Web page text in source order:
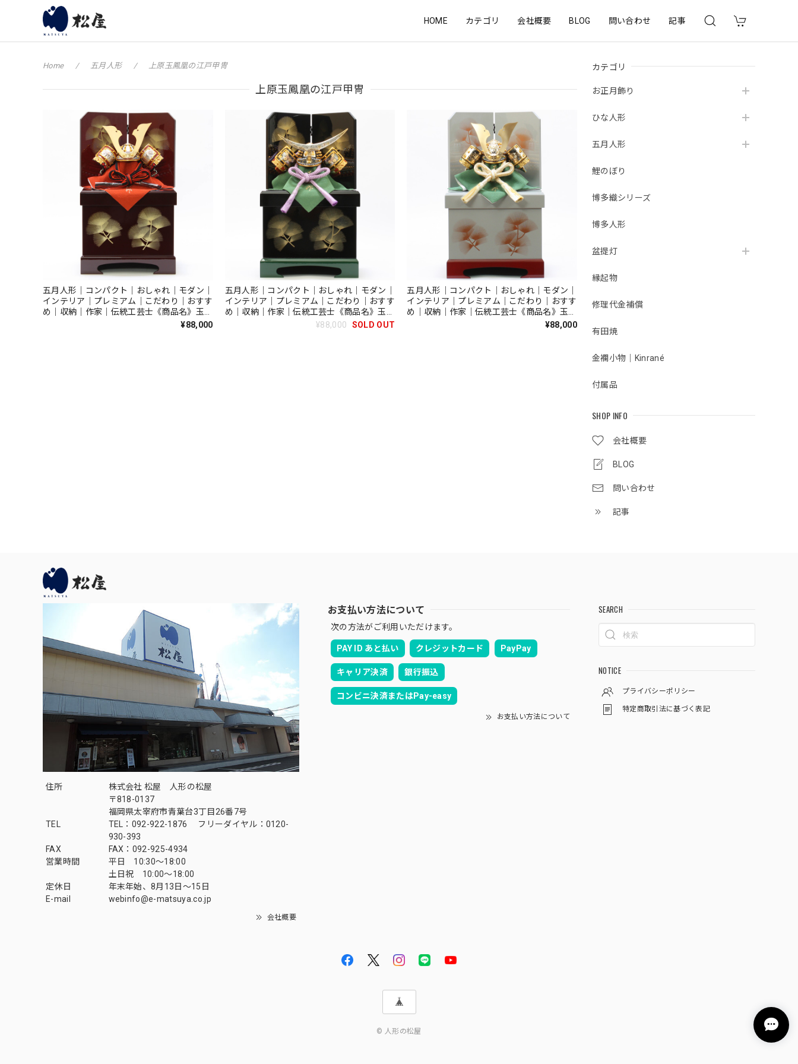
HOME カテゴリ 会社概要 BLOG 問い合わせ 記事
カテゴリ
お正月飾り
ひな人形
五月人形
鯉のぼり
博多織シリーズ
博多人形
盆提灯
縁起物
修理代金補償
有田焼
金襴小物｜Kinrané
付属品
SHOP INFO
会社概要
BLOG
問い合わせ
記事
Home 五月人形 上原玉鳳凰の江戸甲冑
上原玉鳳凰の江戸甲冑
五月人形｜コンパクト｜おしゃれ｜モダン｜
インテリア｜プレミアム｜こだわり｜おすす
め｜収納｜作家｜伝統工芸士《商品名》玉鳳
作兜飾り（収納タイプ）5号溜塗彫金 竹
¥88,000
五月人形｜コンパクト｜おしゃれ｜モダン｜
インテリア｜プレミアム｜こだわり｜おすす
め｜収納｜作家｜伝統工芸士《商品名》玉鳳
作兜飾り（収納タイプ）5号黒塗彫金 三日
¥88,000 SOLD OUT
五月人形｜コンパクト｜おしゃれ｜モダン｜
インテリア｜プレミアム｜こだわり｜おすす
め｜収納｜作家｜伝統工芸士《商品名》玉鳳
作兜飾り（収納タイプ）50605-0010 5
¥88,000
住所
株式会社 松屋 人形の松屋
〒818-0137
福岡県太宰府市青葉台3丁目26番7号
TEL
TEL：092-922-1876 フリーダイヤル：0120-
930-393
FAX
FAX：092-925-4934
営業時間
平日 10:30～18:00
土日祝 10:00～18:00
定休日
年末年始、8月13日〜15日
E-mail
webinfo@e-matsuya.co.jp
会社概要
お支払い方法について
次の方法がご利用いただけます。
PAY ID あと払い クレジットカード PayPay
キャリア決済 銀行振込
コンビニ決済またはPay-easy
お支払い方法について
SEARCH
NOTICE
プライバシーポリシー
特定商取引法に基づく表記
© 人形の松屋